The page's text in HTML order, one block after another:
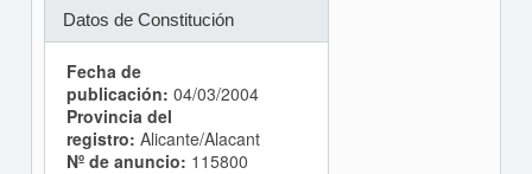
Datos de Constitución
Fecha de
publicación: 04/03/2004
Provincia del
registro: Alicante/Alacant
Nº de anuncio: 115800